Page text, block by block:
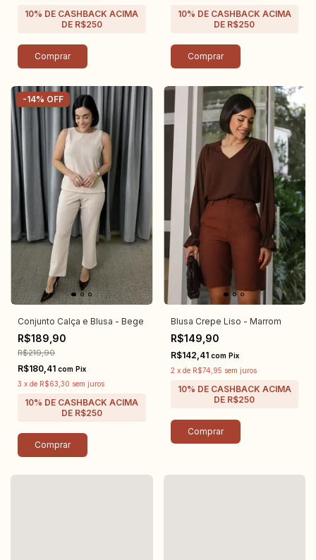
Comprar Comprar
Conjunto Calça e Blusa - Bege
R$189,90
-14% OFF
R$219,90
R$180,41 com Pix
3 x de R$63,30 sem juros
Comprar
Blusa Crepe Liso - Marrom
R$149,90
R$142,41 com Pix
2 x de R$74,95 sem juros
Comprar